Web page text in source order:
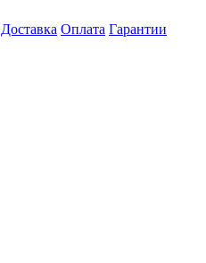
Доставка Оплата Гарантии